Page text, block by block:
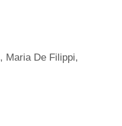
, Maria De Filippi,